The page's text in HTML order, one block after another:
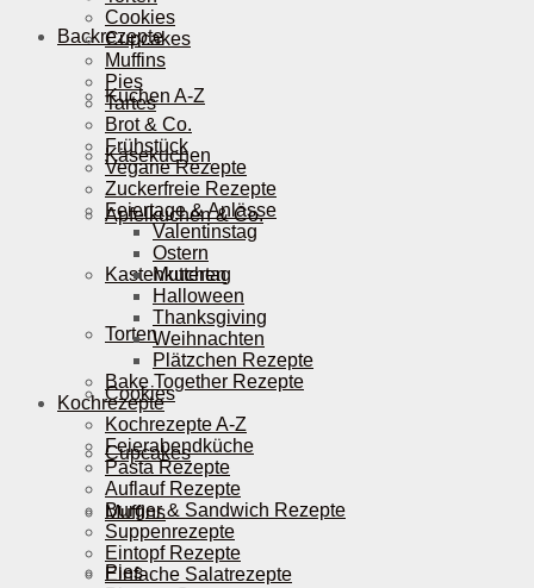
Backrezepte
Kuchen A-Z
Käsekuchen
Apfelkuchen & Co.
Kastenkuchen
Torten
Cookies
Cupcakes
Muffins
Pies
Cookies
Cupcakes
Muffins
Pies
Tartes
Brot & Co.
Frühstück
Vegane Rezepte
Zuckerfreie Rezepte
Feiertage & Anlässe
Valentinstag
Ostern
Muttertag
Halloween
Thanksgiving
Weihnachten
Plätzchen Rezepte
Bake Together Rezepte
Kochrezepte
Kochrezepte A-Z
Feierabendküche
Pasta Rezepte
Auflauf Rezepte
Burger & Sandwich Rezepte
Suppenrezepte
Eintopf Rezepte
Einfache Salatrezepte